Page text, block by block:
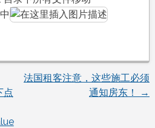
点
法国租客注意，这些施工必须
通知房东！
→